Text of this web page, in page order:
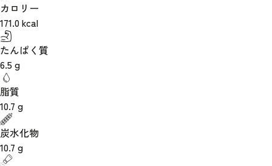
カロリー
171.0kcal
たんぱく質
6.5 g
脂質
10.7 g
炭水化物
10.7 g